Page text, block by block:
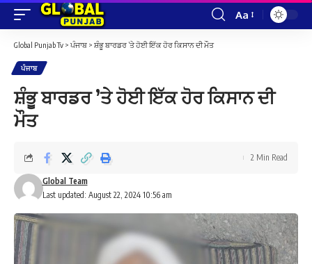
Font
Aa
Global Punjab Tv > ਪੰਜਾਬ > ਸ਼ੰਭੂ ਬਾਰਡਰ ’ਤੇ ਹੋਈ ਇੱਕ ਹੋਰ ਕਿਸਾਨ ਦੀ ਮੌਤ
ਪੰਜਾਬ
ਸ਼ੰਭੂ ਬਾਰਡਰ ’ਤੇ ਹੋਈ ਇੱਕ ਹੋਰ ਕਿਸਾਨ ਦੀ
ਮੌਤ
Last updated: August 22, 2024 10:56 am
Global Team
2 Min Read